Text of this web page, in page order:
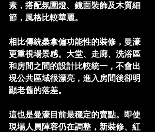
素，搭配氛圍燈、鏡面裝飾及木質細
節，風格比較華麗。
相比傳統桑拿偏功能性的裝修，曼濠
更重視場景感。大堂、走廊、洗浴區
和房間之間的設計比較統一，不會出
現公共區域很漂亮，進入房間後卻明
顯老舊的落差。
這也是曼濠目前最穩定的賣點。即使
現場人員陣容仍在調整， 新裝修、紅